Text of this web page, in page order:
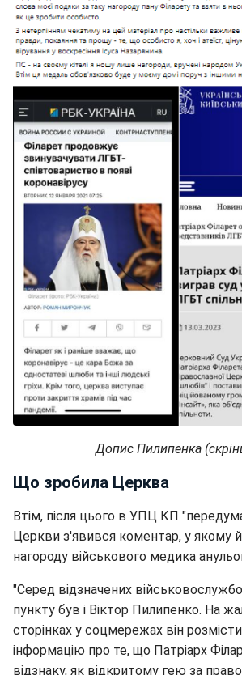
Допис Пилипенка
Що зробила Церква
Втім, після цього в УПЦ КП
Церкви з'явився коментар, у якому
нагороду військового медика
"Серед відзначених
пункту був і Віктор Пилипенко. На
сторінках у соцмережах він
інформацію про те, що Патріарх
відзнаку, як відкритому гею за